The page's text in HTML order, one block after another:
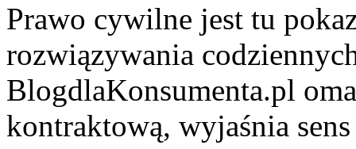
Prawo cywilne jest tu
rozwiązywania
BlogdlaKonsumenta.pl
kontraktową, wyjaśnia